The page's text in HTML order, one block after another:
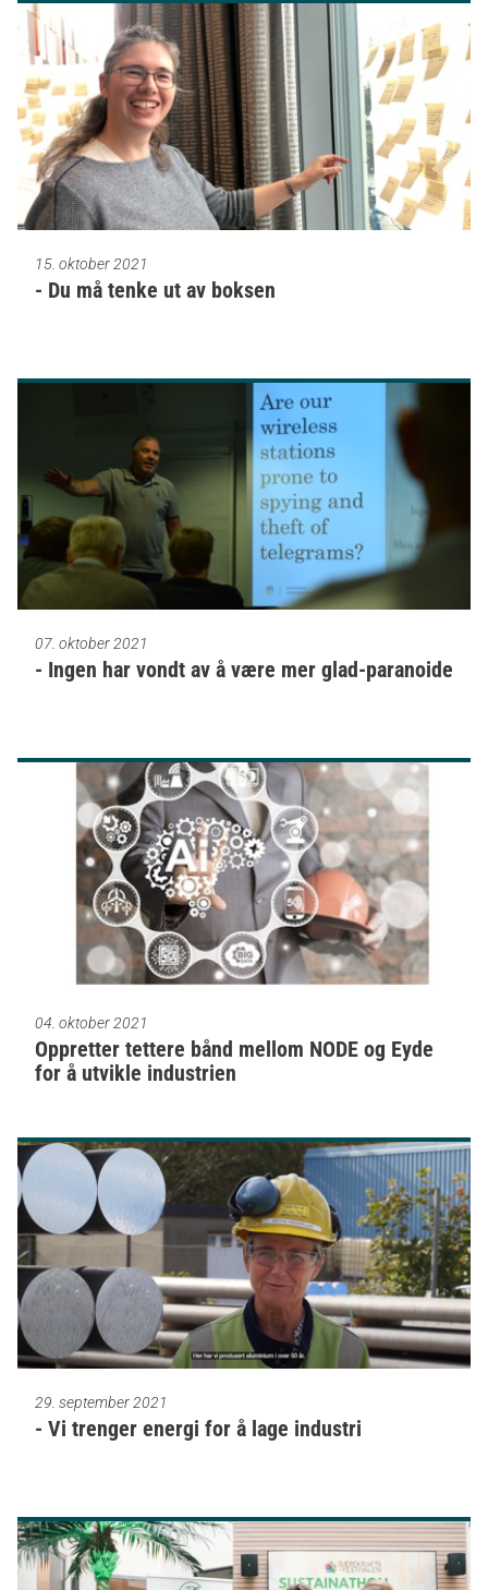
15. oktober 2021
- Du må tenke ut av boksen
07. oktober 2021
- Ingen har vondt av å være mer glad-paranoide
04. oktober 2021
Oppretter tettere bånd mellom NODE og Eyde
for å utvikle industrien
29. september 2021
- Vi trenger energi for å lage industri